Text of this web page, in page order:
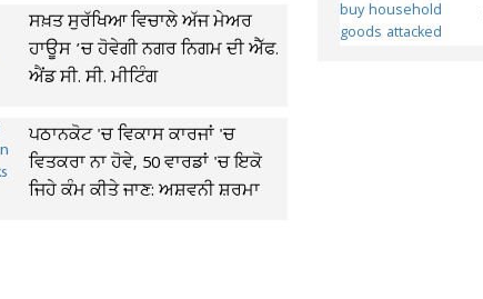
ਸਖ਼ਤ ਸੁਰੱਖਿਆ ਵਿਚਾਲੇ ਅੱਜ ਮੇਅਰ
ਹਾਊਸ ’ਚ ਹੋਵੇਗੀ ਨਗਰ ਨਿਗਮ ਦੀ ਐੱਫ.
ਐਂਡ ਸੀ. ਸੀ. ਮੀਟਿੰਗ
ਪਠਾਨਕੋਟ 'ਚ ਵਿਕਾਸ ਕਾਰਜਾਂ 'ਚ
ਵਿਤਕਰਾ ਨਾ ਹੋਵੇ, 50 ਵਾਰਡਾਂ 'ਚ ਇਕੋ
ਜਿਹੇ ਕੰਮ ਕੀਤੇ ਜਾਣ: ਅਸ਼ਵਨੀ ਸ਼ਰਮਾ